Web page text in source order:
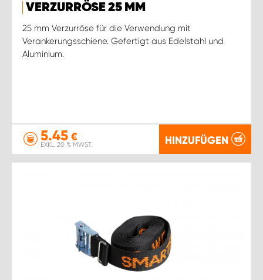
VERZURRÖSE 25 MM
25 mm Verzurröse für die Verwendung mit
Verankerungsschiene. Gefertigt aus Edelstahl und
Aluminium.
5.45 €
EXKL. 20 % MWST. HINZUFÜGEN